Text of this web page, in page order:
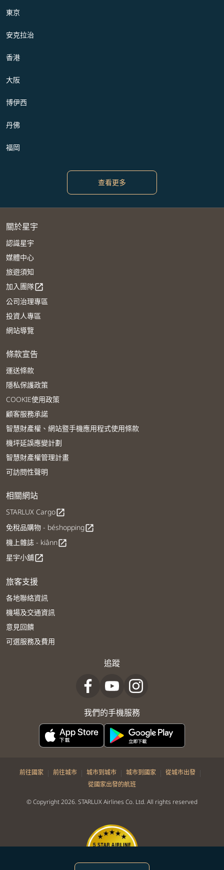
東京
安克拉治
香港
大阪
博伊西
丹佛
福岡
查看更多
關於星宇
認識星宇
媒體中心
旅遊須知
加入團隊open_in_new
公司治理專區
投資人專區
網站導覽
條款宣告
運送條款
隱私保護政策
COOKIE使用政策
顧客服務承諾
智慧財產權、網站暨手機應用程式使用條款
機坪延誤應變計劃
智慧財產權管理計畫
可訪問性聲明
相關網站
STARLUX Cargoopen_in_new
免稅品購物 - béshoppingopen_in_new
機上雜誌 - kiânnopen_in_new
星宇小舖open_in_new
旅客支援
各地聯絡資訊
機場及交通資訊
意見回饋
可選服務及費用
追蹤
我們的手機服務
前往國家 | 前往城市 | 城市到城市 | 城市到國家 | 從城市出發 |
從國家出發的航班
© Copyright 2026. STARLUX Airlines Co. Ltd. All rights reserved